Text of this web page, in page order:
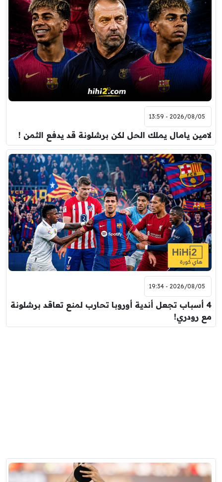
2026/08/05 - 13:59
لامين يامال يملك الحل لكن برشلونة قد يدفع الثمن !
2026/08/05 - 19:34
4 أسباب تجعل أندية أوروبا تحارب لمنع تعاقد برشلونة
مع رودري!